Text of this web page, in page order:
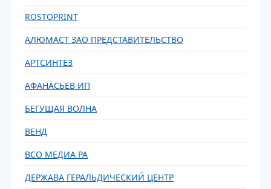
ROSTOPRINT
АЛЮМАСТ ЗАО ПРЕДСТАВИТЕЛЬСТВО
АРТСИНТЕЗ
АФАНАСЬЕВ ИП
БЕГУЩАЯ ВОЛНА
ВЕНД
ВСО МЕДИА РА
ДЕРЖАВА ГЕРАЛЬДИЧЕСКИЙ ЦЕНТР